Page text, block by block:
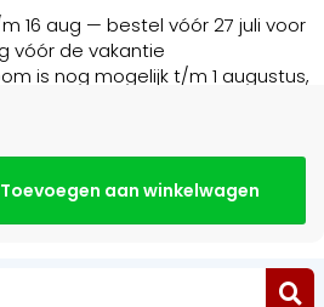
16 aug — bestel vóór 27 juli voor
vóór de vakantie
is nog mogelijk t/m 1 augustus,
Toevoegen aan winkelwagen